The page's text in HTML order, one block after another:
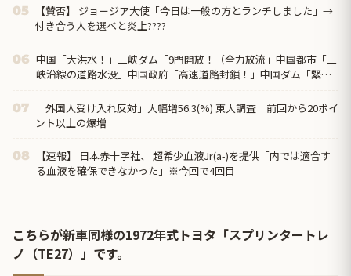
05
【賛否】 ジョージア大使「今日は一般の方とランチしました」→
付き合う人を選べと炎上????
06 中国「大洪水！」三峡ダム「9門開放！（全力放流」中国都市「三
峡沿線の道路水没」中国政府「高速道路封鎖！」中国ダム「緊急
07
「外国人受け入れ反対」大幅増56.3(%) 東大調査 前回から20ポイ
ント以上の爆増
08
【速報】 日本赤十字社、 超希少血液Jr(a-)を提供「内では適合す
る血液を確保できなかった」※今回で4回目
こちらが新車同様の1972年式トヨタ「スプリンタートレ
ノ（TE27）」です。